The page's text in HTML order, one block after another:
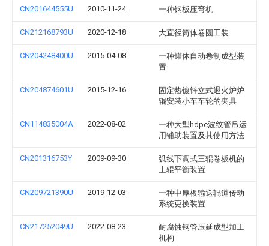
CN201644555U 2010-11-24 一种钢板压弯机
CN212168793U 2020-12-18 大直径筒体卷圆工装
CN204248400U 2015-04-08
一种罐体自动卷制成型装
置
CN204874601U 2015-12-16
固定热镀锌立式退火炉炉
辊安装小车车轮的夹具
CN114835004A 2022-08-02
一种大型hdpe波纹管吊运
用辅助装置及其使用方法
CN201316753Y 2009-09-30
弧线下调式三辊卷板机的
上辊平衡装置
CN209721390U 2019-12-03
一种中厚板输送辊道传动
系统更换装置
CN217252049U 2022-08-23
耐腐蚀钢管压延成型加工
机构